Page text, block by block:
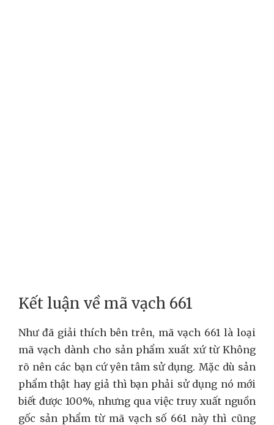
Kết luận về mã vạch 661
Như đã giải thích bên trên, mã vạch 661 là loại
mã vạch dành cho sản phẩm xuất xứ từ Không
rõ nên các bạn cứ yên tâm sử dụng. Mặc dù sản
phẩm thật hay giả thì bạn phải sử dụng nó mới
biết được 100%, nhưng qua việc truy xuất nguồn
gốc sản phẩm từ mã vạch số 661 này thì cũng